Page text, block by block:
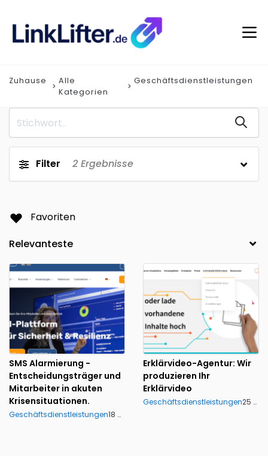
Zuhause
Alle
Kategorien
Geschäftsdienstleistungen
Filter 2 Ergebnisse
Favoriten
SMS Alarmierung -
Entscheidungsträger und
Mitarbeiter in akuten
Krisensituationen.
Geschäftsdienstleistungen 18 ansichten
Erklärvideo-Agentur: Wir
produzieren Ihr
Erklärvideo
Geschäftsdienstleistungen 25 ansichten